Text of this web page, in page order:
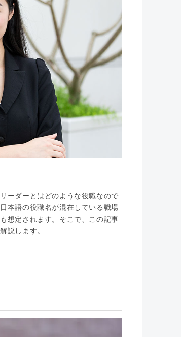
ーダーとはどのような役職なので
本語の役職名が混在している職場
想定されます。そこで、この記事
説します。